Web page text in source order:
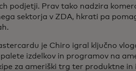
podjetji. Prav tako nadzira
sektorja v ZDA, hkrati pa
je Chiro igral ključno
izdelkov in programov na
za ameriški trg ter produktne in